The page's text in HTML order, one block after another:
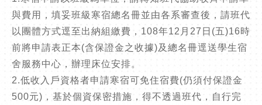
與費用，填妥班級寒宿總名冊並由各系審查後，請班代
以團體方式逕至出納組繳費，108年12月27日(五)16時
前將申請表正本(含保證金之收據)及總名冊逕送學生宿
舍服務中心，辦理床位安排。
2.低收入戶資格者申請寒宿可免住宿費(仍須付保證金
500元)，基於個資保密措施，得不透過班代，自行完